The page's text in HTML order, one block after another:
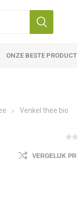
ONZE BESTE
Venkel thee bio
VERGELIJK